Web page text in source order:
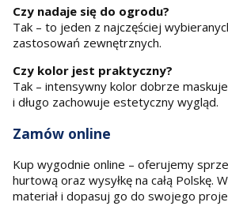
Czy nadaje się do ogrodu?
Tak – to jeden z najczęściej
zastosowań zewnętrznych.
Czy kolor jest praktyczny?
Tak – intensywny kolor dobrze
i długo zachowuje estetyczny wygląd.
Zamów online
Kup wygodnie online – oferujemy
hurtową oraz wysyłkę na całą Polskę.
materiał i dopasuj go do swojego